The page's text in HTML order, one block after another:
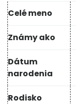
Celé meno
Známy ako
Dátum
narodenia
Rodisko